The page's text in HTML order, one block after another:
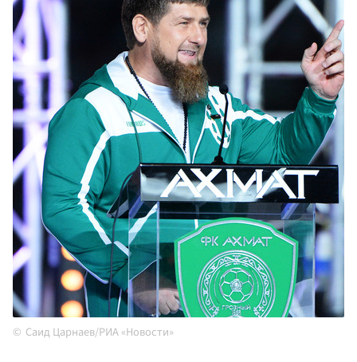
Саид Царнаев/РИА «Новости»